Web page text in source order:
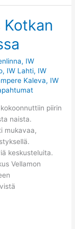
, IW
, IW Lahti, IW
Kaleva, IW
piirin
naista.
mukavaa,
keskusteluita.
Vellamon